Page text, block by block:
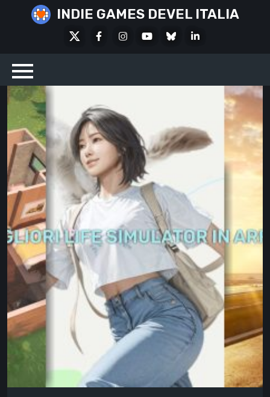
INDIE GAMES DEVEL ITALIA
FacebookInstagramYoutubeBlueskyLinkedIn